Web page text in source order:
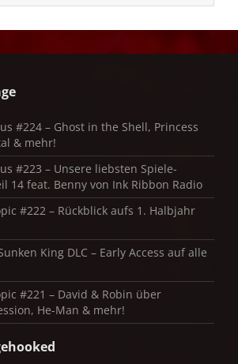
#224 – Ghost in the Shell, Princess
& mehr!
#223 – Unsere liebsten Spiele-
14 feat. Benny von Ink Ribbon Radio
#222 – Rückblick aufs 1. Halbjahr
King DLC – Early Access auf alle
#221 – David & Robin über
He-Man & mehr!